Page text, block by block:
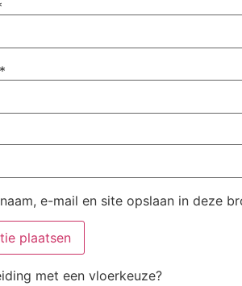
*
e-mail en site opslaan in deze
met een vloerkeuze?